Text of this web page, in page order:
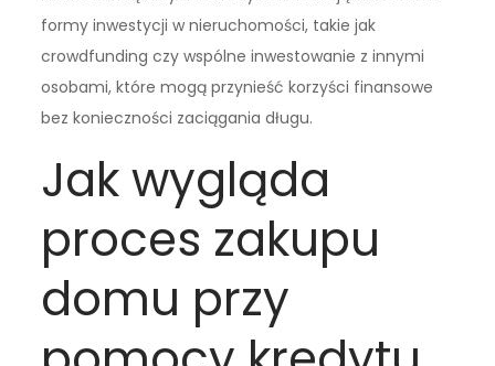
formy inwestycji w nieruchomości, takie jak
crowdfunding czy wspólne inwestowanie z innymi
osobami, które mogą przynieść korzyści finansowe
bez konieczności zaciągania długu.
Jak wygląda
proces zakupu
domu przy